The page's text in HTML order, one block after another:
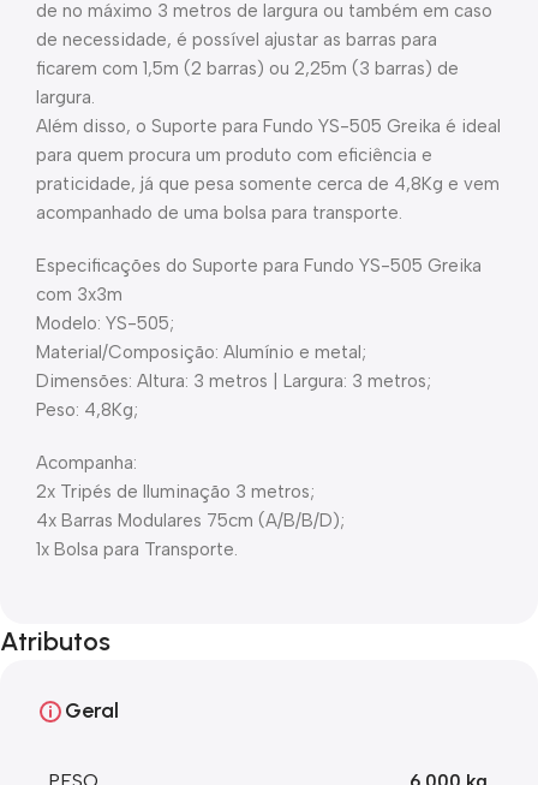
de no máximo 3 metros de largura ou também em caso
de necessidade, é possível ajustar as barras para
ficarem com 1,5m (2 barras) ou 2,25m (3 barras) de
largura.
Além disso, o Suporte para Fundo YS-505 Greika é ideal
para quem procura um produto com eficiência e
praticidade, já que pesa somente cerca de 4,8Kg e vem
acompanhado de uma bolsa para transporte.
Especificações do Suporte para Fundo YS-505 Greika
com 3x3m
Modelo: YS-505;
Material/Composição: Alumínio e metal;
Dimensões: Altura: 3 metros | Largura: 3 metros;
Peso: 4,8Kg;
Acompanha:
2x Tripés de Iluminação 3 metros;
4x Barras Modulares 75cm (A/B/B/D);
1x Bolsa para Transporte.
Atributos
Geral